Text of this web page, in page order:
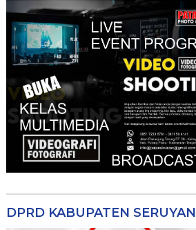
DPRD KABUPATEN SERUYAN